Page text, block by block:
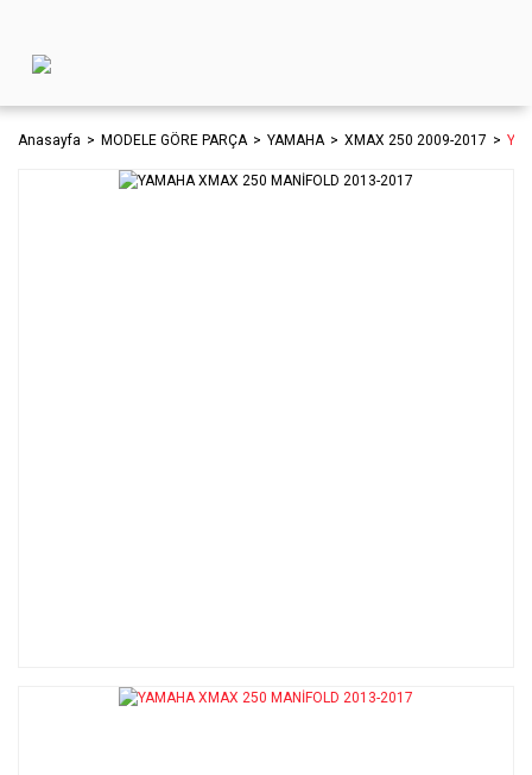
Anasayfa MODELE GÖRE PARÇA YAMAHA XMAX 250 2009-2017